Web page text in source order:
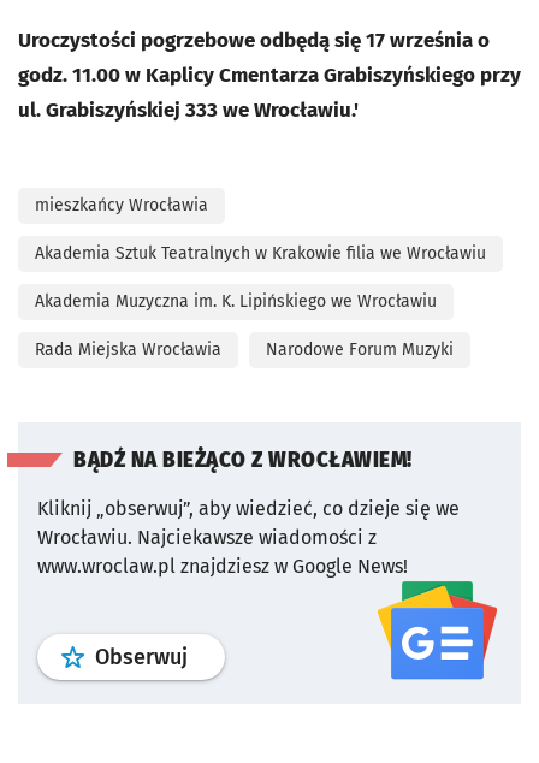
Uroczystości pogrzebowe odbędą się 17 września o
godz. 11.00 w Kaplicy Cmentarza Grabiszyńskiego przy
ul. Grabiszyńskiej 333 we Wrocławiu.'
mieszkańcy Wrocławia
Akademia Sztuk Teatralnych w Krakowie filia we Wrocławiu
Akademia Muzyczna im. K. Lipińskiego we Wrocławiu
Rada Miejska Wrocławia Narodowe Forum Muzyki
BĄDŹ NA BIEŻĄCO Z WROCŁAWIEM!
Kliknij „obserwuj”, aby wiedzieć, co dzieje się we
Wrocławiu. Najciekawsze wiadomości z
www.wroclaw.pl znajdziesz w Google News!
Obserwuj profil serwisu